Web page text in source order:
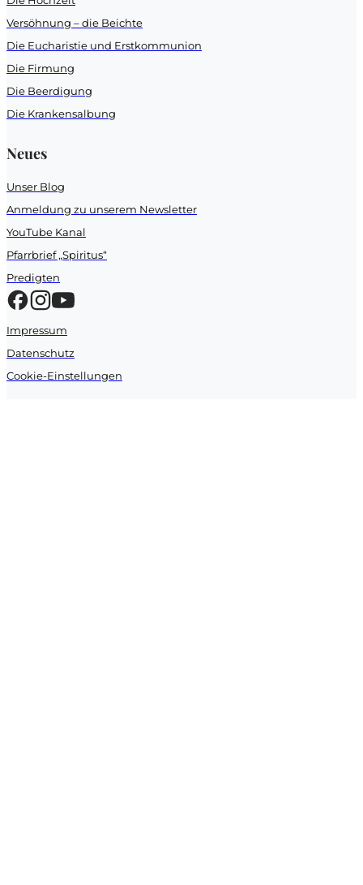
Versöhnung – die Beichte
Die Eucharistie und Erstkommunion
Die Firmung
Die Beerdigung
Die Krankensalbung
Neues
Unser Blog
Anmeldung zu unserem Newsletter
YouTube Kanal
Pfarrbrief „Spiritus“
Predigten
Impressum
Datenschutz
Cookie-Einstellungen